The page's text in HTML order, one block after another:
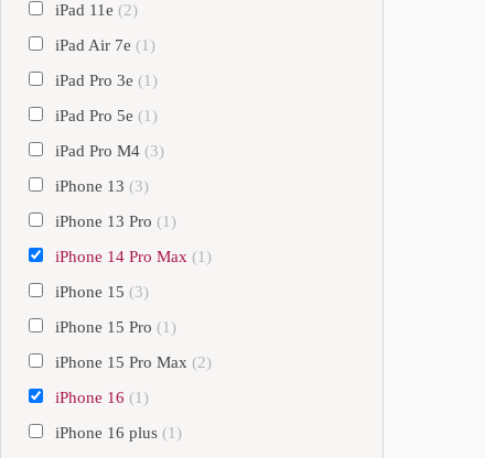
iPad 11e (2)
iPad Air 7e (1)
iPad Pro 3e (1)
iPad Pro 5e (1)
iPad Pro M4 (3)
iPhone 13 (3)
iPhone 13 Pro (1)
iPhone 14 Pro Max (1)
iPhone 15 (3)
iPhone 15 Pro (1)
iPhone 15 Pro Max (2)
iPhone 16 (1)
iPhone 16 plus (1)